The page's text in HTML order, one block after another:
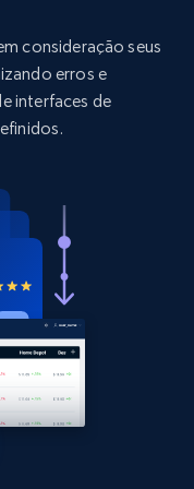
agora
Title, Rating,
item, Initial
agora
using
Title, Rating,
consideração seus
erros e
interfaces de